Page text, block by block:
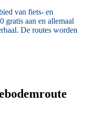
van fiets- en
gratis aan en allemaal
De routes worden